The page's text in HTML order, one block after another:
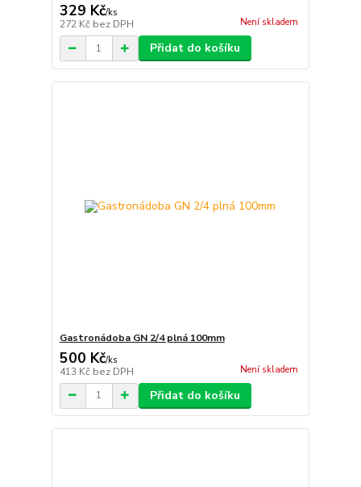
329 Kč/ks
272 Kč bez DPH Není skladem
Přidat do košíku
Gastronádoba GN 2/4 plná 100mm
500 Kč/ks
413 Kč bez DPH Není skladem
Přidat do košíku